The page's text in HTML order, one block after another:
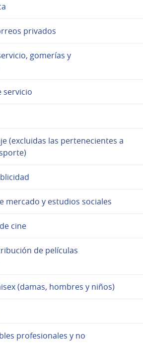
privados
gomerías y
servicio
(excluidas las pertenecientes a
mercado y estudios sociales
cine
de películas
(damas, hombres y niños)
profesionales y no